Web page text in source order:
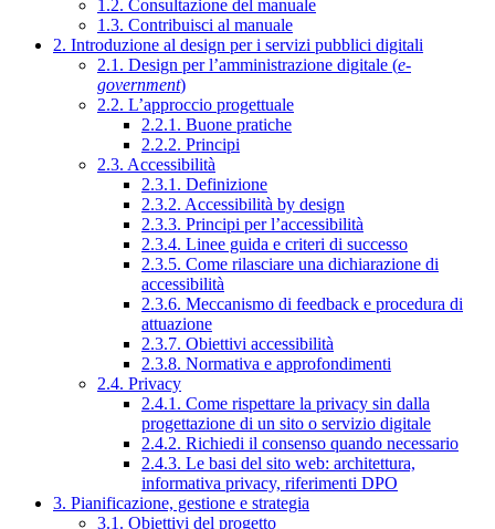
1.2. Consultazione del manuale
1.3. Contribuisci al manuale
2. Introduzione al design per i servizi pubblici digitali
2.1. Design per l’amministrazione digitale (e-
government)
2.2. L’approccio progettuale
2.2.1. Buone pratiche
2.2.2. Principi
2.3. Accessibilità
2.3.1. Definizione
2.3.2. Accessibilità by design
2.3.3. Principi per l’accessibilità
2.3.4. Linee guida e criteri di successo
2.3.5. Come rilasciare una dichiarazione di
accessibilità
2.3.6. Meccanismo di feedback e procedura di
attuazione
2.3.7. Obiettivi accessibilità
2.3.8. Normativa e approfondimenti
2.4. Privacy
2.4.1. Come rispettare la privacy sin dalla
progettazione di un sito o servizio digitale
2.4.2. Richiedi il consenso quando necessario
2.4.3. Le basi del sito web: architettura,
informativa privacy, riferimenti DPO
3. Pianificazione, gestione e strategia
3.1. Obiettivi del progetto